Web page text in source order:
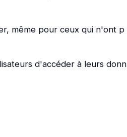
même pour ceux qui n'ont p
d'accéder à leurs donn